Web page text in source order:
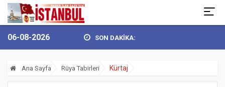
06-08-2026 SON DAKİKA:
Ana Sayfa Rüya Tabirleri Kürtaj